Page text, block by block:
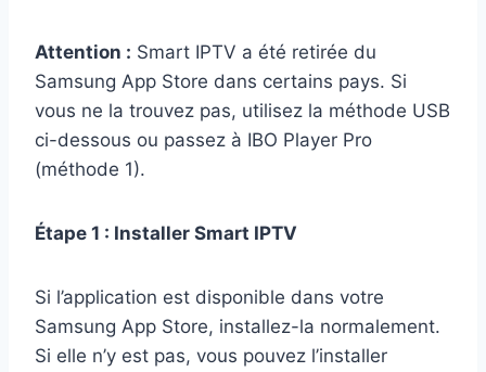
Attention : Smart IPTV a été retirée du
Samsung App Store dans certains pays. Si
vous ne la trouvez pas, utilisez la méthode USB
ci-dessous ou passez à IBO Player Pro
(méthode 1).
Étape 1 : Installer Smart IPTV
Si l’application est disponible dans votre
Samsung App Store, installez-la normalement.
Si elle n’y est pas, vous pouvez l’installer